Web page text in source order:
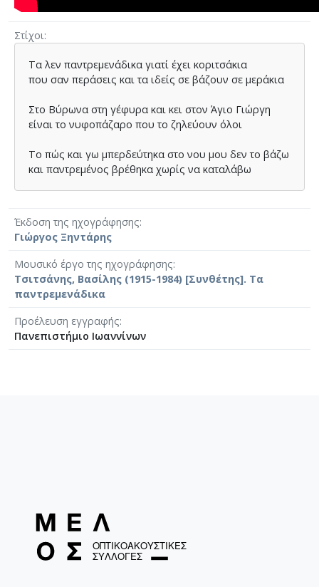
Στίχοι
Τα λεν παντρεµενάδικα γιατί έχει κοριτσάκια
που σαν περάσεις και τα ιδείς σε βάζουν σε µεράκια
Στο Βύρωνα στη γέφυρα και κει στον Άγιο Γιώργη
είναι το νυφοπάζαρο που το ζηλεύουν όλοι
Το πώς και γω µπερδεύτηκα στο νου µου δεν το βάζω
και παντρεµένος βρέθηκα χωρίς να καταλάβω
Έκδοση της ηχογράφησης
Γιώργος Ξηντάρης
Μουσικό έργο της ηχογράφησης
Τσιτσάνης, Βασίλης (1915-1984) [Συνθέτης]. Τα
παντρεμενάδικα
Προέλευση εγγραφής
Πανεπιστήμιο Ιωαννίνων